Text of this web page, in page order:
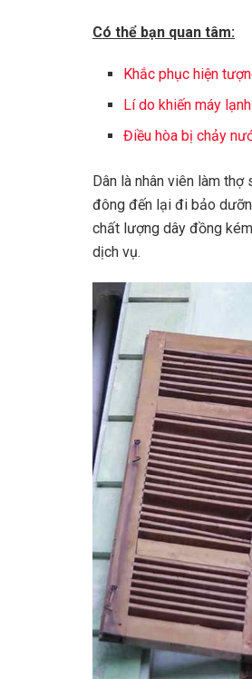
Có thể bạn quan tâm:
Khắc phục hiện
Lí do khiến máy
Điều hòa bị chảy
Dân là nhân viên làm
đông đến lại đi bảo
chất lượng dây đồng
dịch vụ.